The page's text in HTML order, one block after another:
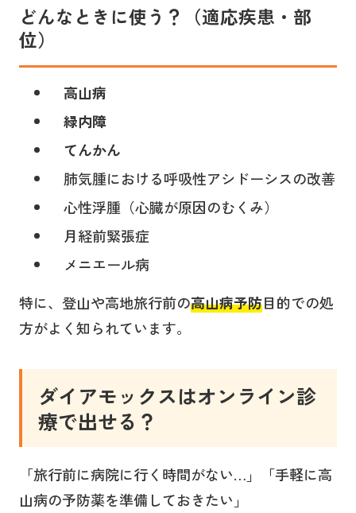
どんなときに使う？（適応疾患・部
位）
高山病
緑内障
てんかん
肺気腫における呼吸性アシドーシスの改善
心性浮腫（心臓が原因のむくみ）
月経前緊張症
メニエール病
特に、登山や高地旅行前の高山病予防目的での処
方がよく知られています。
ダイアモックスはオンライン診
療で出せる？
「旅行前に病院に行く時間がない…」「手軽に高
山病の予防薬を準備しておきたい」